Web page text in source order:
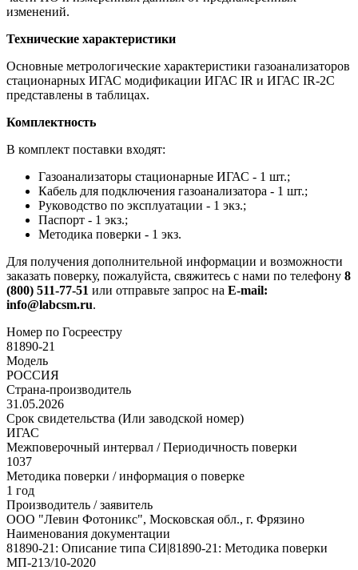
изменений.
Технические характеристики
Основные метрологические характеристики газоанализаторов
стационарных ИГАС модификации ИГАС IR и ИГАС IR-2C
представлены в таблицах.
Комплектность
В комплект поставки входят:
Газоанализаторы стационарные ИГАС - 1 шт.;
Кабель для подключения газоанализатора - 1 шт.;
Руководство по эксплуатации - 1 экз.;
Паспорт - 1 экз.;
Методика поверки - 1 экз.
Для получения дополнительной информации и возможности
заказать поверку, пожалуйста, свяжитесь с нами по телефону 8
(800) 511-77-51 или отправьте запрос на E-mail:
info@labcsm.ru.
Номер по Госреестру
81890-21
Модель
РОССИЯ
Страна-производитель
31.05.2026
Срок свидетельства (Или заводской номер)
ИГАС
Межповерочный интервал / Периодичность поверки
1037
Методика поверки / информация о поверке
1 год
Производитель / заявитель
ООО "Левин Фотоникс", Московская обл., г. Фрязино
Наименования документации
81890-21: Описание типа СИ|81890-21: Методика поверки
МП-213/10-2020